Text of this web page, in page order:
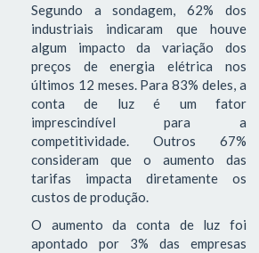
Segundo a sondagem, 62% dos
industriais indicaram que houve
algum impacto da variação dos
preços de energia elétrica nos
últimos 12 meses. Para 83% deles, a
conta de luz é um fator
imprescindível para a
competitividade. Outros 67%
consideram que o aumento das
tarifas impacta diretamente os
custos de produção.
O aumento da conta de luz foi
apontado por 3% das empresas